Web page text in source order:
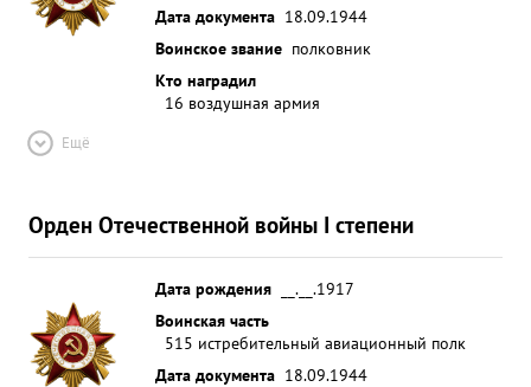
Дата документа 18.09.1944
Воинское звание полковник
Кто наградил
16 воздушная армия
Ещё
Орден Отечественной войны I степени
Дата рождения
__.__.1917
Воинская часть
515 истребительный авиационный полк
Дата документа 18.09.1944